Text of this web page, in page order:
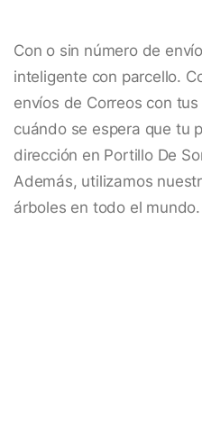
Con o sin número de
inteligente con parcello.
envíos de Correos con
cuándo se espera que tu
dirección en Portillo De
Además, utilizamos
árboles en todo el mundo.